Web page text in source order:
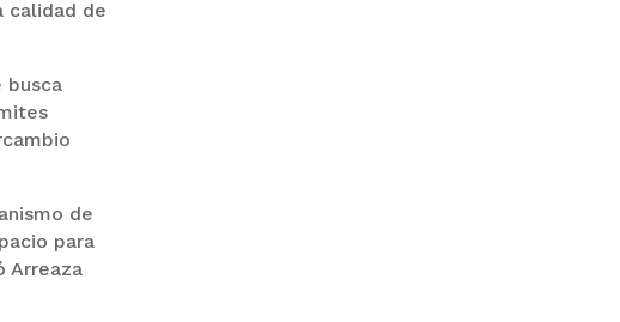
calidad de
busca
de
para
Arreaza